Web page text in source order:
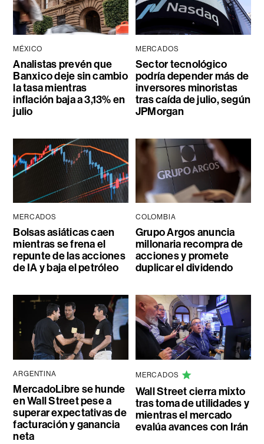
MÉXICO
Analistas prevén que
Banxico deje sin cambio
la tasa mientras
inflación baja a 3,13% en
julio
MERCADOS
Sector tecnológico
podría depender más de
inversores minoristas
tras caída de julio, según
JPMorgan
MERCADOS
Bolsas asiáticas caen
mientras se frena el
repunte de las acciones
de IA y baja el petróleo
COLOMBIA
Grupo Argos anuncia
millonaria recompra de
acciones y promete
duplicar el dividendo
ARGENTINA
MercadoLibre se hunde
en Wall Street pese a
superar expectativas de
facturación y ganancia
neta
MERCADOS
Wall Street cierra mixto
tras toma de utilidades y
mientras el mercado
evalúa avances con Irán